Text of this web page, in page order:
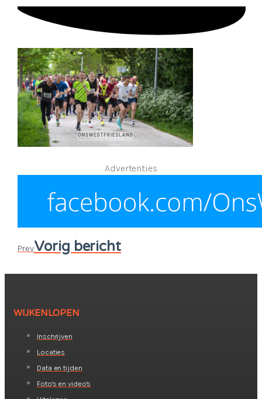
Advertenties
PrevVorig bericht
WIJKENLOPEN
Inschrijven
Locaties
Data en tijden
Foto's en video's